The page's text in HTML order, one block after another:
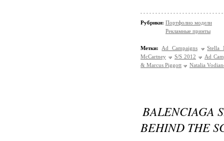
Рубрики: Портфолио модели
Рекламные принты
Метки: Ad Campaigns
Stella
McCartney
S/S 2012
Ad
& Marcus Piggott
Natalia
BALENCIAGA
BEHIND THE